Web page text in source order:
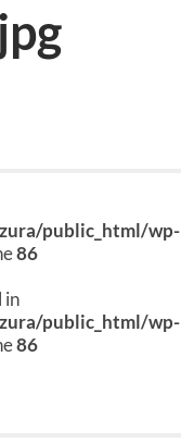
public_html/wp-
86
in
public_html/wp-
86